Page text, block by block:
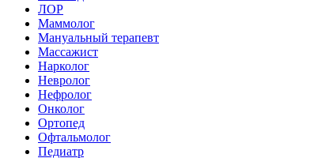
ЛОР
Маммолог
Мануальный терапевт
Массажист
Нарколог
Невролог
Нефролог
Онколог
Ортопед
Офтальмолог
Педиатр